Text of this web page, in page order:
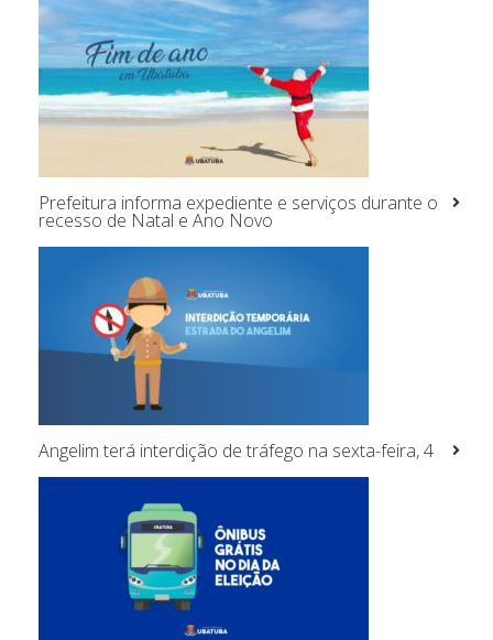
Prefeitura informa expediente e serviços durante o
recesso de Natal e Ano Novo
Angelim terá interdição de tráfego na sexta-feira, 4